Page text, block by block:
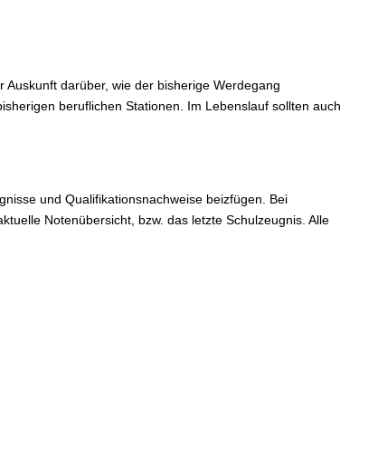
darüber, wie der bisherige Werdegang
beruflichen Stationen. Im Lebenslauf sollten auch
und Qualifikationsnachweise beizfügen. Bei
Notenübersicht, bzw. das letzte Schulzeugnis. Alle